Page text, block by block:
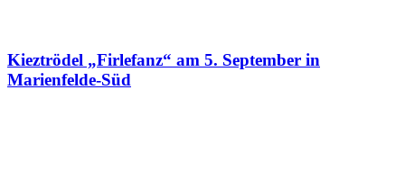
Kieztrödel „Firlefanz“ am 5. September in
Marienfelde-Süd